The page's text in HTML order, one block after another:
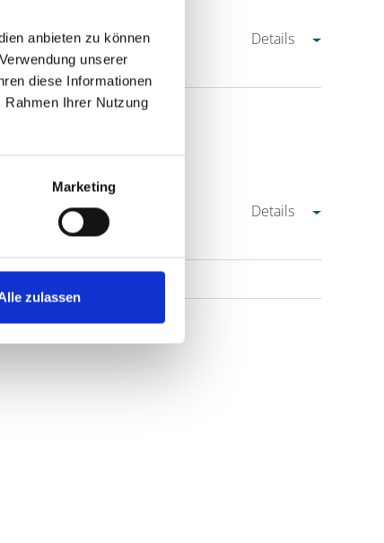
anbieten zu können
unserer
diese Informationen
Ihrer Nutzung
Marketing
zulassen
Details
Details